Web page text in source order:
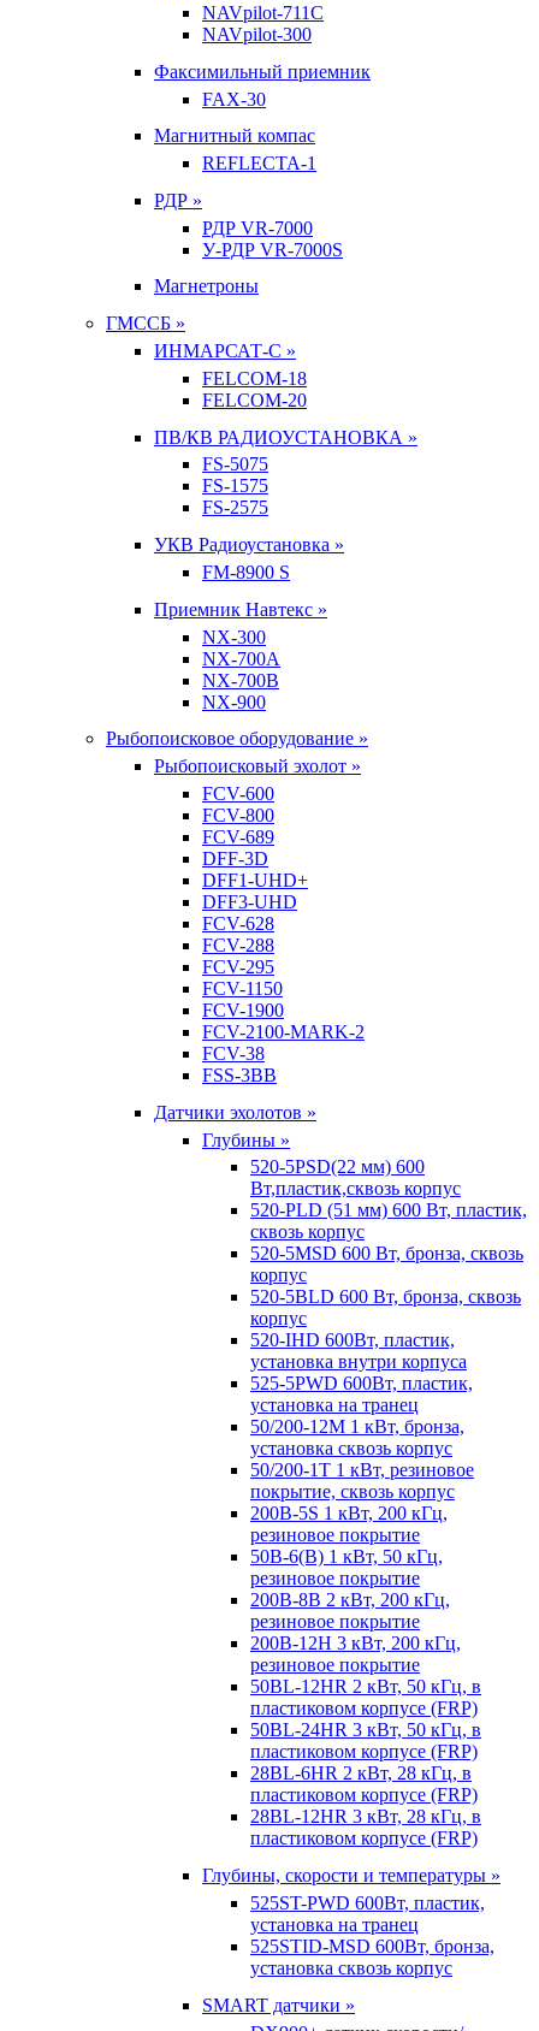
NAVpilot-711С
NAVpilot-300
Факсимильный приемник
FAX-30
Магнитный компас
REFLECTA-1
РДР »
РДР VR-7000
У-РДР VR-7000S
Магнетроны
ГМССБ »
ИНМАРСАТ-С »
FELCOM-18
FELCOM-20
ПВ/КВ РАДИОУСТАНОВКА »
FS-5075
FS-1575
FS-2575
УКВ Радиоустановка »
FM-8900 S
Приемник Навтекс »
NX-300
NX-700A
NX-700B
NX-900
Рыбопоисковое оборудование »
Рыбопоисковый эхолот »
FCV-600
FCV-800
FCV-689
DFF-3D
DFF1-UHD+
DFF3-UHD
FCV-628
FCV-288
FCV-295
FCV-1150
FCV-1900
FCV-2100-MARK-2
FCV-38
FSS-3BB
Датчики эхолотов »
Глубины »
520-5PSD(22 мм) 600
Вт,пластик,сквозь корпус
520-PLD (51 мм) 600 Вт, пластик,
сквозь корпус
520-5MSD 600 Вт, бронза, сквозь
корпус
520-5BLD 600 Вт, бронза, сквозь
корпус
520-IHD 600Вт, пластик,
установка внутри корпуса
525-5PWD 600Вт, пластик,
установка на транец
50/200-12M 1 кВт, бронза,
установка сквозь корпус
50/200-1T 1 кВт, резиновое
покрытие, сквозь корпус
200B-5S 1 кВт, 200 кГц,
резиновое покрытие
50B-6(B) 1 кВт, 50 кГц,
резиновое покрытие
200B-8B 2 кВт, 200 кГц,
резиновое покрытие
200B-12H 3 кВт, 200 кГц,
резиновое покрытие
50BL-12HR 2 кВт, 50 кГц, в
пластиковом корпусе (FRP)
50BL-24HR 3 кВт, 50 кГц, в
пластиковом корпусе (FRP)
28BL-6HR 2 кВт, 28 кГц, в
пластиковом корпусе (FRP)
28BL-12HR 3 кВт, 28 кГц, в
пластиковом корпусе (FRP)
Глубины, скорости и температуры »
525ST-PWD 600Вт, пластик,
установка на транец
525STID-MSD 600Вт, бронза,
установка сквозь корпус
SMART датчики »